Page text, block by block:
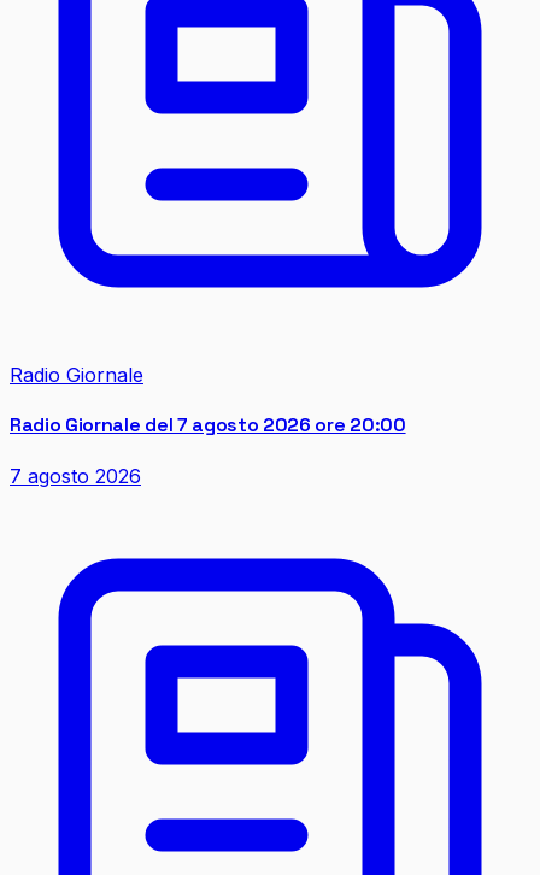
Radio Giornale
Radio Giornale del 7 agosto 2026 ore 20:00
7 agosto 2026